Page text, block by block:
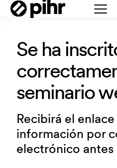
Se ha
seminario
Recibirá el enlace
información por
electrónico antes